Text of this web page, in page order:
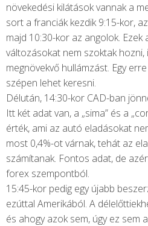
növekedési kilátások vannak a
sort a franciák kezdik 9:15-kor,
majd 10:30-kor az angolok. Ezek
változásokat nem szoktak
megnövekvő hullámzást. Egy
szépen lehet keresni.
Délután, 14:30-kor CAD-ban
Itt két adat van, a „sima” és a
érték, ami az autó eladásokat
most 0,4%-ot várnak, tehát az
számítanak. Fontos adat, de
forex szempontból.
15:45-kor pedig egy újabb
ezúttal Amerikából. A
és ahogy azok sem, úgy ez sem